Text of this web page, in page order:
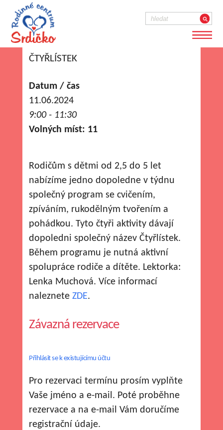
ČTYŘLÍSTEK
Datum / čas
11.06.2024
9:00 - 11:30
Volných míst: 11
Rodičům s dětmi od 2,5 do 5 let
nabízíme jedno dopoledne v týdnu
společný program se cvičením,
zpíváním, rukodělným tvořením a
pohádkou. Tyto čtyři aktivity dávají
dopoledni společný název Čtyřlístek.
Během programu je nutná aktivní
spolupráce rodiče a dítěte. Lektorka:
Lenka Muchová. Více informací
nalezneteZDE.
Závazná rezervace
Přihlásit se k existujícímu účtu
Pro rezervaci termínu prosím vyplňte
Vaše jméno a e-mail. Poté proběhne
rezervace a na e-mail Vám doručíme
registrační údaje.